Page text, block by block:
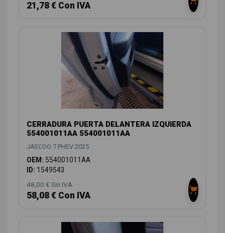
21,78 € Con IVA
CERRADURA PUERTA DELANTERA IZQUIERDA
554001011AA 554001011AA
JAECOO 7 PHEV 2025
OEM: 554001011AA
ID: 1549543
48,00 € Sin IVA
58,08 € Con IVA